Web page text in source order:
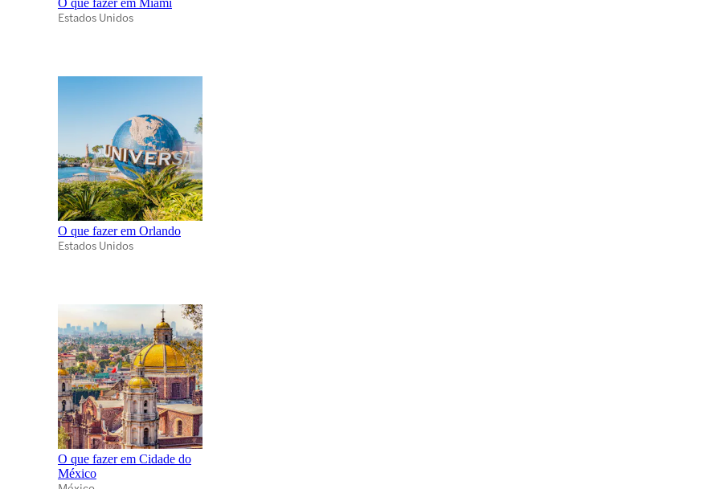
O que fazer em Miami
Estados Unidos
O que fazer em Orlando
Estados Unidos
O que fazer em Cidade do
México